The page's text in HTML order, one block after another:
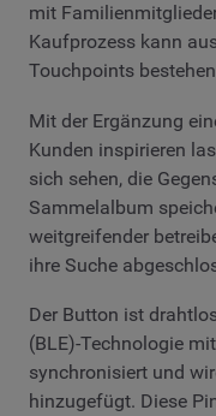
mit
Kaufprozess kann
Touchpoints
Mit der Ergänzung
Kunden inspirieren
sich sehen, die
Sammelalbum
weitgreifender
ihre Suche
Der Button ist
(BLE)-Technologie
synchronisiert und
hinzugefügt. Diese